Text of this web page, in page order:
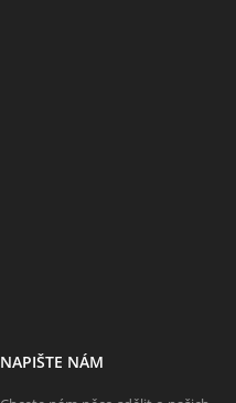
NAPIŠTE NÁM